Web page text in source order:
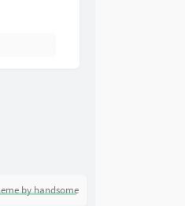
by handsome